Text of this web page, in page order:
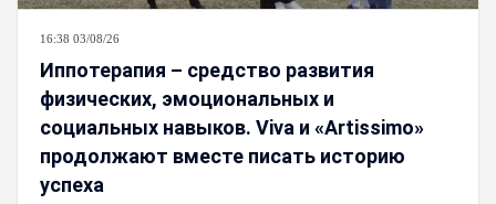
16:38 03/08/26
Иппотерапия – средство развития
физических, эмоциональных и
социальных навыков. Viva и «Artissimo»
продолжают вместе писать историю
успеха